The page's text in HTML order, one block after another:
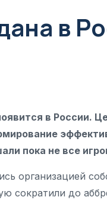
в
в России.
пока не все
организацией
сократили до